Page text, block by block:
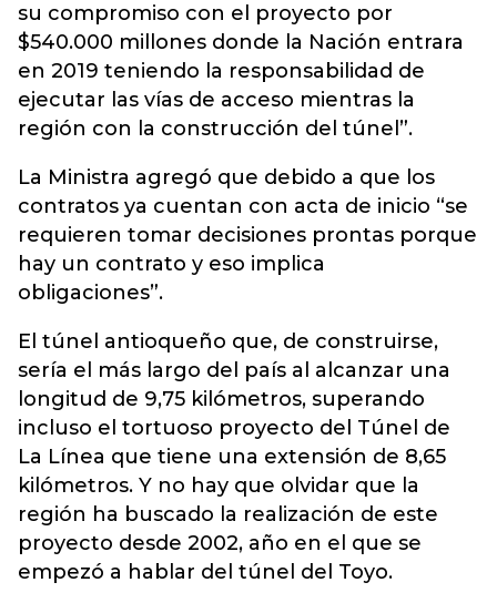
su compromiso con el proyecto por
$540.000 millones donde la Nación entrara
en 2019 teniendo la responsabilidad de
ejecutar las vías de acceso mientras la
región con la construcción del túnel”.
La Ministra agregó que debido a que los
contratos ya cuentan con acta de inicio “se
requieren tomar decisiones prontas porque
hay un contrato y eso implica
obligaciones”.
El túnel antioqueño que, de construirse,
sería el más largo del país al alcanzar una
longitud de 9,75 kilómetros, superando
incluso el tortuoso proyecto del Túnel de
La Línea que tiene una extensión de 8,65
kilómetros. Y no hay que olvidar que la
región ha buscado la realización de este
proyecto desde 2002, año en el que se
empezó a hablar del túnel del Toyo.